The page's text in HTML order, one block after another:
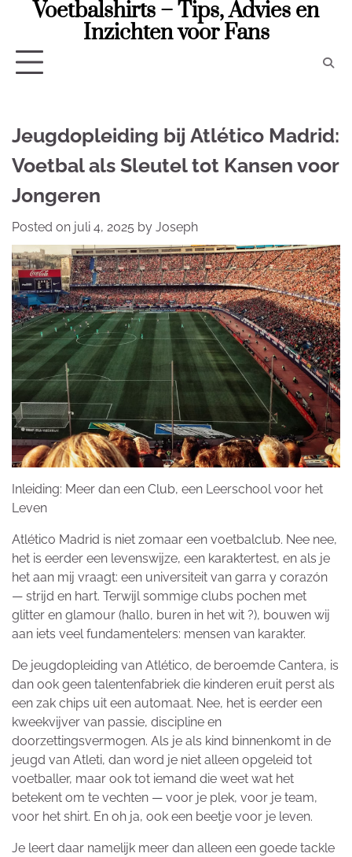
Voetbalshirts – Tips, Advies en
Inzichten voor Fans
Jeugdopleiding bij Atlético Madrid:
Voetbal als Sleutel tot Kansen voor
Jongeren
Posted on juli 4, 2025 by Joseph
Inleiding: Meer dan een Club, een Leerschool voor het
Leven
Atlético Madrid is niet zomaar een voetbalclub. Nee nee,
het is eerder een levenswijze, een karaktertest, en als je
het aan mij vraagt: een universiteit van garra y corazón
— strijd en hart. Terwijl sommige clubs pochen met
glitter en glamour (hallo, buren in het wit ?), bouwen wij
aan iets veel fundamentelers: mensen van karakter.
De jeugdopleiding van Atlético, de beroemde Cantera, is
dan ook geen talentenfabriek die kinderen eruit perst als
een zak chips uit een automaat. Nee, het is eerder een
kweekvijver van passie, discipline en
doorzettingsvermogen. Als je als kind binnenkomt in de
jeugd van Atleti, dan word je niet alleen opgeleid tot
voetballer, maar ook tot iemand die weet wat het
betekent om te vechten — voor je plek, voor je team,
voor het shirt. En oh ja, ook een beetje voor je leven.
Je leert daar namelijk meer dan alleen een goede tackle